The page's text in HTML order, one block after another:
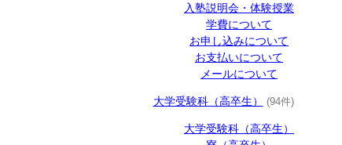
入塾説明会・体験授業
学費について
お申し込みについて
お支払いについて
メールについて
大学受験科（高卒生） (94件)
大学受験科（高卒生）